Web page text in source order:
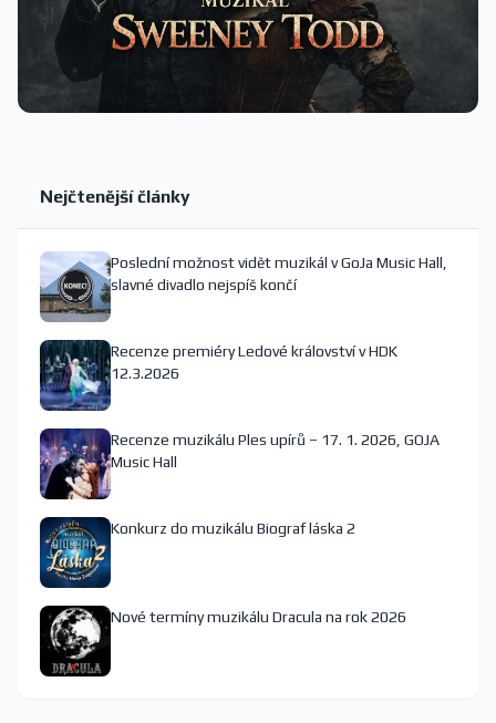
Nejčtenější články
Poslední možnost vidět muzikál v GoJa Music Hall,
slavné divadlo nejspíš končí
Recenze premiéry Ledové království v HDK
12.3.2026
Recenze muzikálu Ples upírů – 17. 1. 2026, GOJA
Music Hall
Konkurz do muzikálu Biograf láska 2
Nové termíny muzikálu Dracula na rok 2026